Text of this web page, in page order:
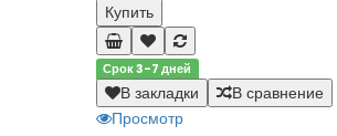
Купить
Срок 3-7 дней
В закладки
В сравнение
Просмотр